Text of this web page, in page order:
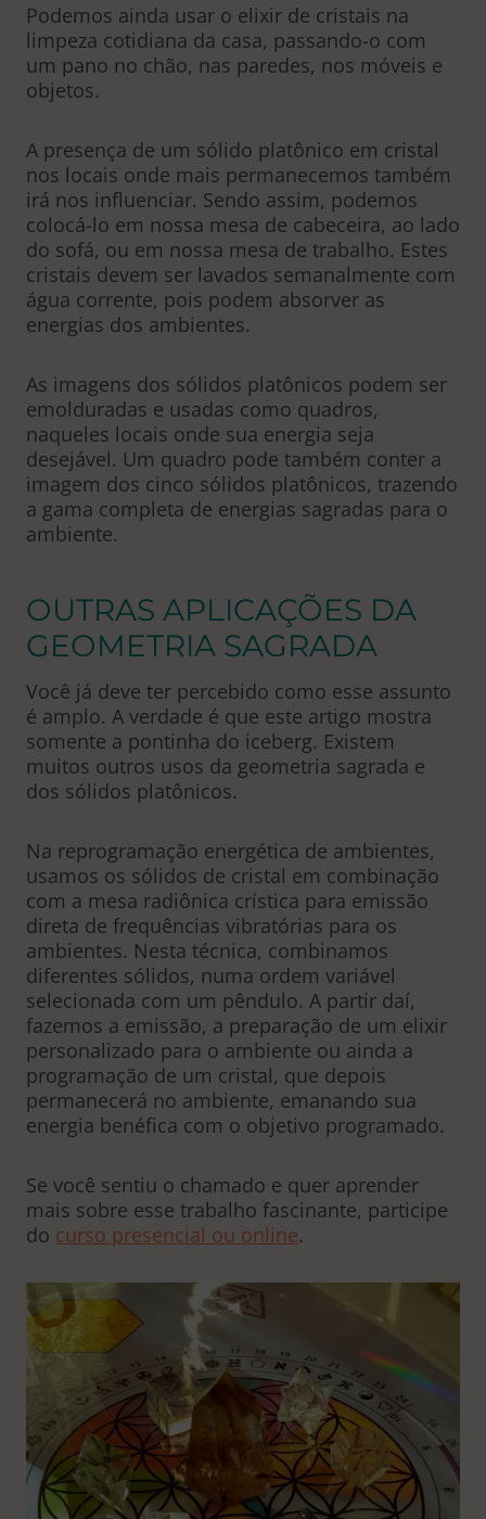
Podemos ainda usar o elixir de cristais na
limpeza cotidiana da casa, passando-o com
um pano no chão, nas paredes, nos móveis e
objetos.
A presença de um sólido platônico em cristal
nos locais onde mais permanecemos também
irá nos influenciar. Sendo assim, podemos
colocá-lo em nossa mesa de cabeceira, ao lado
do sofá, ou em nossa mesa de trabalho. Estes
cristais devem ser lavados semanalmente com
água corrente, pois podem absorver as
energias dos ambientes.
As imagens dos sólidos platônicos podem ser
emolduradas e usadas como quadros,
naqueles locais onde sua energia seja
desejável. Um quadro pode também conter a
imagem dos cinco sólidos platônicos, trazendo
a gama completa de energias sagradas para o
ambiente.
OUTRAS APLICAÇÕES DA
GEOMETRIA SAGRADA
Você já deve ter percebido como esse assunto
é amplo. A verdade é que este artigo mostra
somente a pontinha do iceberg. Existem
muitos outros usos da geometria sagrada e
dos sólidos platônicos.
Na reprogramação energética de ambientes,
usamos os sólidos de cristal em combinação
com a mesa radiônica crística para emissão
direta de frequências vibratórias para os
ambientes. Nesta técnica, combinamos
diferentes sólidos, numa ordem variável
selecionada com um pêndulo. A partir daí,
fazemos a emissão, a preparação de um elixir
personalizado para o ambiente ou ainda a
programação de um cristal, que depois
permanecerá no ambiente, emanando sua
energia benéfica com o objetivo programado.
Se você sentiu o chamado e quer aprender
mais sobre esse trabalho fascinante, participe
do curso presencial ou online.